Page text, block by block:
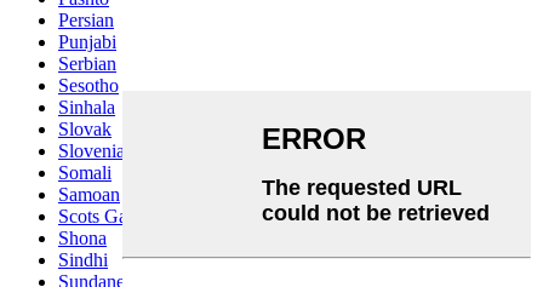
Persian
Punjabi
Serbian
Sesotho
Sinhala
Slovak
Slovenian
Somali
Samoan
Scots Gaelic
Shona
Sindhi
Sundanese